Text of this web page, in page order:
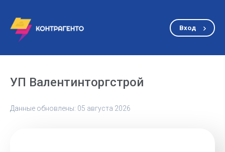
Вход
УП Валентинторгстрой
Данные обновлены: 05 августа 2026